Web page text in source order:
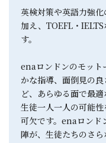
英検対策や英語力強
加え、TOEFL・
す。
enaロンドンのモット
かな指導、面倒見の
ど、あらゆる面で最
生徒一人一人の可能
可欠です。enaロン
陣が、生徒たちのさ